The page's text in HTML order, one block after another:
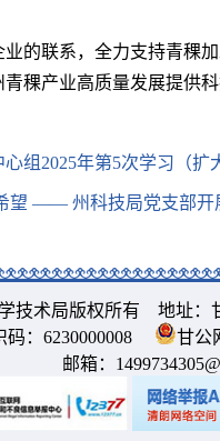
的联系，全力支持青稞
稞产业高质量发展提供科
组2025年第5次学习（扩
望 —— 州科技局党支部开
技术局版权所有 地址：
码：6230000008
甘公
邮箱：